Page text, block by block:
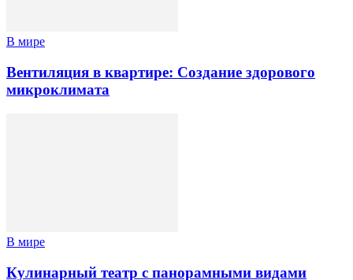
В мире
Вентиляция в квартире: Создание здорового
микроклимата
В мире
Кулинарный театр с панорамными видами